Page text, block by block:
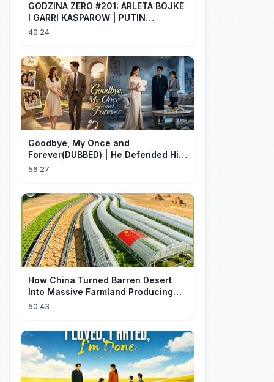
GODZINA ZERO #201: ARLETA BOJKE
I GARRI KASPAROW | PUTIN
PROWADZI CZWARTĄ WOJNĘ
40:24
Goodbye, My Once and
Forever(DUBBED) | He Defended His
Assistant After She Gave Her Son
56:27
How China Turned Barren Desert
Into Massive Farmland Producing
Millions Tons of Food
50:43